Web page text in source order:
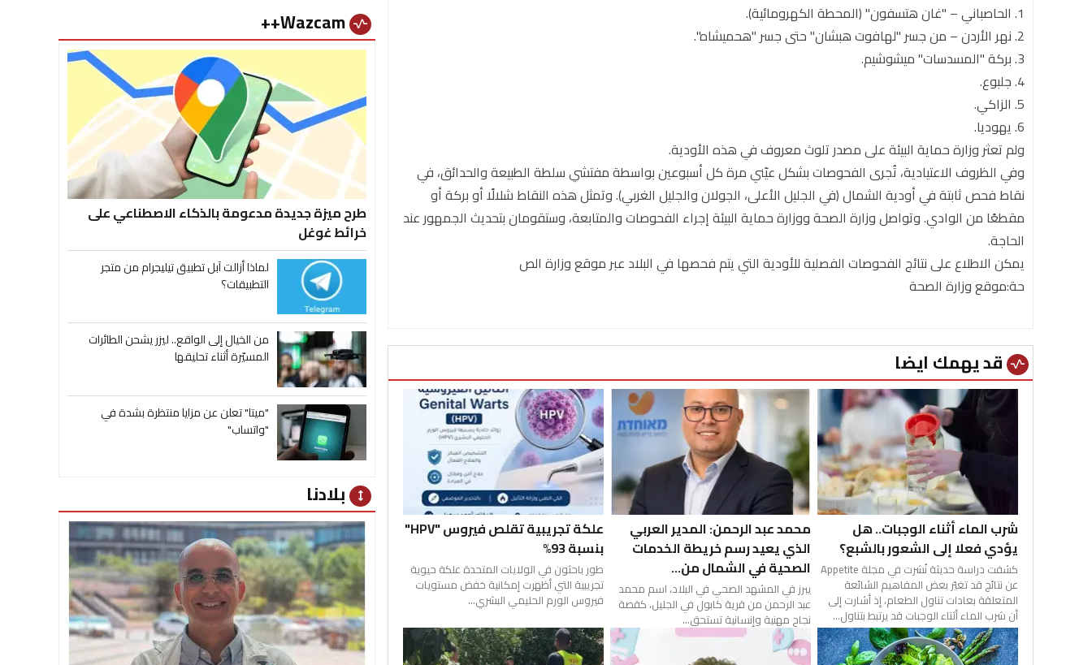
1. الحاصباني – "غان هتسفون" (المحطة الكهرومائية).
2. نهر الأردن – من جسر "لهافوت هبشان" حتى جسر "هحميشاه".
3. بركة "المسدسات" ميشوشيم.
4. جلبوع.
5. الزاكي.
6. يهوديا.
ولم تعثر وزارة حماية البيئة على مصدر تلوث معروف في هذه الأودية.
وفي الظروف الاعتيادية، تُجرى الفحوصات بشكل عيّني مرة كل أسبوعين بواسطة مفتشي سلطة الطبيعة والحدائق، في
نقاط فحص ثابتة في أودية الشمال (في الجليل الأعلى، الجولان والجليل الغربي). وتمثل هذه النقاط شلالًا أو بركة أو
مقطعًا من الوادي. وتواصل وزارة الصحة ووزارة حماية البيئة إجراء الفحوصات والمتابعة، وستقومان بتحديث الجمهور عند
الحاجة.
يمكن الاطلاع على نتائج الفحوصات الفصلية للأودية التي يتم فحصها في البلاد عبر موقع وزارة الص
حة:موقع وزارة الصحة
vital_signs قد يهمك ايضا
شرب الماء أثناء الوجبات.. هل
يؤدي فعلا إلى الشعور بالشبع؟
كشفت دراسة حديثة نُشرت في مجلة Appetite
عن نتائج قد تغيّر بعض المفاهيم الشائعة
المتعلقة بعادات تناول الطعام، إذ أشارت إلى
أن شرب الماء أثناء الوجبات قد يرتبط بتناول...
محمد عبد الرحمن: المدير العربي
الذي يعيد رسم خريطة الخدمات
الصحية في الشمال من...
يبرز في المشهد الصحي في البلاد، اسم محمد
عبد الرحمن من قرية كابول في الجليل، كقصة
نجاح مهنية وإنسانية تستحق...
علكة تجريبية تقلص فيروس "HPV"
بنسبة 93%
طور باحثون في الولايات المتحدة علكة حيوية
تجريبية التي أظهرت إمكانية خفض مستويات
فيروس الورم الحليمي البشري...
vital_signs
طرح ميزة جديدة مدعومة بالذكاء الاصطناعي على
خرائط غوغل
لماذا أزالت آبل تطبيق تيليجرام من متجر
التطبيقات؟
من الخيال إلى الواقع.. ليزر يشحن الطائرات
المسيّرة أثناء تحليقها
"ميتا" تعلن عن مزايا منتظرة بشدة في
"واتساب"
height بلادنا